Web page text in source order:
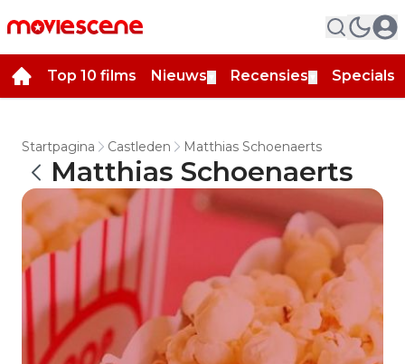
Top 10 films Nieuws Recensies Specials
Startpagina Castleden Matthias Schoenaerts
Matthias Schoenaerts